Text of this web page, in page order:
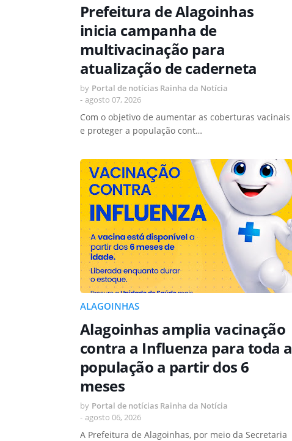
Prefeitura de Alagoinhas
inicia campanha de
multivacinação para
atualização de caderneta
by Portal de notícias Rainha da Notícia
- agosto 07, 2026
Com o objetivo de aumentar as coberturas vacinais
e proteger a população cont…
ALAGOINHAS
Alagoinhas amplia vacinação
contra a Influenza para toda a
população a partir dos 6
meses
by Portal de notícias Rainha da Notícia
- agosto 06, 2026
A Prefeitura de Alagoinhas, por meio da Secretaria